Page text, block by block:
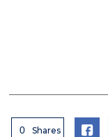
0 Shares